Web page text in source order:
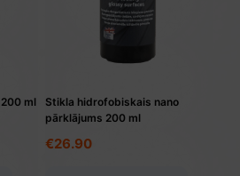
ml
Stikla hidrofobiskais nano
pārklājums 200 ml
€26.90